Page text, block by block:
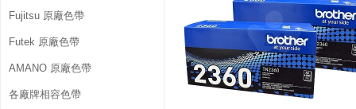
Fujitsu 原廠色帶
Futek 原廠色帶
AMANO 原廠色帶
各廠牌相容色帶